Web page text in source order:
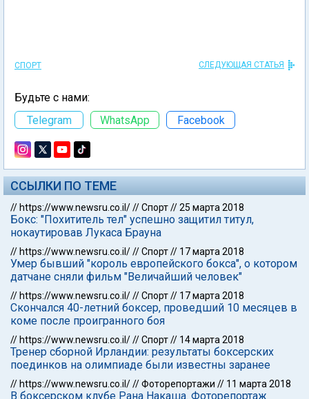
СПОРТ СЛЕДУЮЩАЯ СТАТЬЯ
Будьте с нами:
Telegram
WhatsApp Facebook
ССЫЛКИ ПО ТЕМЕ
// https://www.newsru.co.il///Спорт//25 марта 2018
Бокс: "Похититель тел" успешно защитил титул,
нокаутировав Лукаса Брауна
// https://www.newsru.co.il///Спорт// 17 марта 2018
Умер бывший "король европейского бокса", о котором
датчане сняли фильм "Величайший человек"
// https://www.newsru.co.il///Спорт// 17 марта 2018
Скончался 40-летний боксер, проведший 10 месяцев в
коме после проигранного боя
// https://www.newsru.co.il///Спорт// 14 марта 2018
Тренер сборной Ирландии: результаты боксерских
поединков на олимпиаде были известны заранее
// https://www.newsru.co.il///Фоторепортажи // 11 марта 2018
В боксерском клубе Рана Накаша. Фоторепортаж